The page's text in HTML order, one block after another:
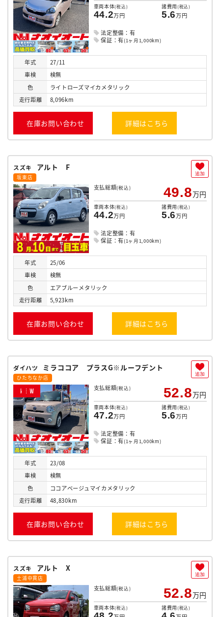
車両本体(税込)
44.2万円
諸費用(税込)
5.6万円
法定整備：有
保証：有(1ヶ月1,000km)
年式
27/11
車検
検無
色
ライトローズマイカメタリック
走行距離 8,096km
在庫お問い合わせ 詳細はこちら
スズキ アルト F
坂東店
支払総額(税込) 49.8万円
車両本体(税込)
44.2万円
諸費用(税込)
5.6万円
法定整備：有
保証：有(1ヶ月1,000km)
年式
25/06
車検
検無
色
エアブルーメタリック
走行距離 5,923km
在庫お問い合わせ 詳細はこちら
追加
ダイハツ ミラココア プラスG※ルーフデント
ひたちなか店
N E W 支払総額(税込) 52.8万円
車両本体(税込)
47.2万円
諸費用(税込)
5.6万円
法定整備：有
保証：有(1ヶ月1,000km)
年式
23/08
車検
検無
色
ココアベージュマイカメタリック
走行距離 48,830km
在庫お問い合わせ 詳細はこちら
追加
スズキ アルト X
土浦中貫店
支払総額(税込) 52.8万円
車両本体(税込) 諸費用(税込)
追加